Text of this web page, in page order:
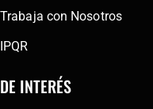
Trabaja con Nosotros
IPQR
DE INTERÉS